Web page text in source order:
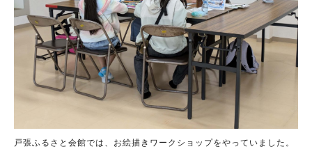
戸張ふるさと会館では、お絵描きワークショップをやっていました。